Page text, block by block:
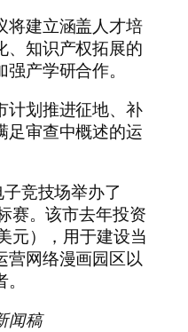
将建立涵盖人才培
、知识产权拓展的
产学研合作。
计划推进征地、补
足审查中概述的运
竞技场举办了
赛。该市去年投资
元），用于建设当
营网络漫画园区以
闻稿